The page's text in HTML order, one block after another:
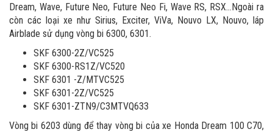
Dream, Wave, Future Neo, Future Neo Fi, Wave RS, RSX...Ngoài ra
còn các loại xe như Sirius, Exciter, ViVa, Nouvo LX, Nouvo, láp
Airblade sử dụng vòng bi 6300, 6301.
SKF 6300-2Z/VC525
SKF 6300-RS1Z/VC520
SKF 6301 -Z/MTVC525
SKF 6301-2Z/VC525
SKF 6301-ZTN9/C3MTVQ633
Vòng bi 6203 dùng để thay vòng bi của xe Honda Dream 100 C70,